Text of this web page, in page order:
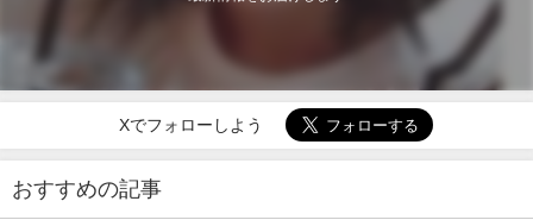
Xでフォローしよう
おすすめの記事